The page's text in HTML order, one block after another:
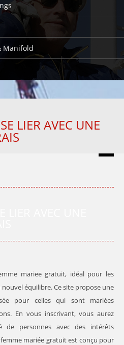
Manifold
LIER AVEC UNE
mariee gratuit, idéal pour les
équilibre. Ce site propose une
pour celles qui sont mariées
En vous inscrivant, vous aurez
de personnes avec des intérêts
mariée gratuit est conçu pour